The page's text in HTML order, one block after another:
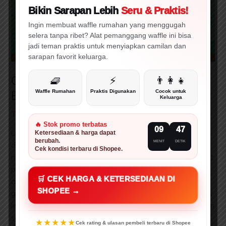
Geografi SMA Kelas 11: Letak dan
Batas Wilayah Indonesia
Tinggalkan Komentar /Videopedia/Master E-Library
Letak Astronomis Indonesia Letak astronomis ini
digambarkan oleh garis khayal, alias tidak ada di dunia
nyata, namun digambarkan oleh kartografer atau pembuat
peta untuk memudahkan dalam mengetahui lokasi
absolutnya, yaitu dengan mengetahui garis lintang dan
garis bujurnya. Bagi kalian yang mungkin belum tahu, Garis
lintang adalah garis yang membagi dunia bagian utara dan
selatan (horizontal),
Batas
Wilayah
Indonesia
🔥 WAJIB CEK! ⚡ PROMO
Bikin Sarapan LebihSeru & Praktis!
Ingin membuat waffle rumahan yang menggugah
selera tanpa ribet? Alat pemanggang waffle ini bisa
jadi teman praktis untuk menyiapkan camilan dan
sarapan favorit keluarga.
🧇
Waffle Rumahan
⚡
Praktis Digunakan
👨‍👩‍👧
Cocok untuk
Keluarga
🔥 Stok promo terbatas
Ketersediaan & harga dapat
berubah.
Cek kondisi terbaru di Shopee.
09
MENIT
47
DETIK
🛒 CEK HARGA & KETERSEDIAAN DI
SHOPEE →
★★★★★Cek rating & ulasan pembeli terbaru di Shopee